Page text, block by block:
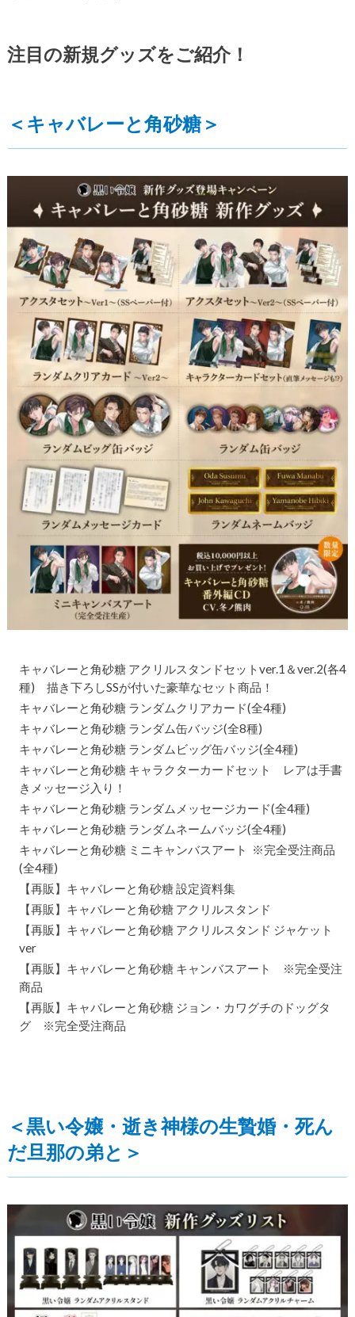
注目の新規グッズをご紹介！
＜キャバレーと角砂糖＞
キャバレーと角砂糖 アクリルスタンドセットver.1＆ver.2(各4
種) 描き下ろしSSが付いた豪華なセット商品！
キャバレーと角砂糖 ランダムクリアカード(全4種)
キャバレーと角砂糖 ランダム缶バッジ(全8種)
キャバレーと角砂糖 ランダムビッグ缶バッジ(全4種)
キャバレーと角砂糖 キャラクターカードセット レアは手書
きメッセージ入り！
キャバレーと角砂糖 ランダムメッセージカード(全4種)
キャバレーと角砂糖 ランダムネームバッジ(全4種)
キャバレーと角砂糖 ミニキャンバスアート ※完全受注商品
(全4種)
【再販】キャバレーと角砂糖 設定資料集
【再販】キャバレーと角砂糖 アクリルスタンド
【再販】キャバレーと角砂糖 アクリルスタンド ジャケット
ver
【再販】キャバレーと角砂糖 キャンバスアート ※完全受注
商品
【再販】キャバレーと角砂糖 ジョン・カワグチのドッグタ
グ ※完全受注商品
＜黒い令嬢・逝き神様の生贄婚・死ん
だ旦那の弟と＞